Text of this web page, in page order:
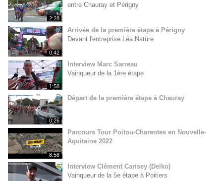
2:28
entre Chauray et Périgny
0:42
Arrivée de la première étape à Périgny
Devant l'entreprise Léa Nature
1:58
Interview Marc Sarreau
Vainqueur de la 1ère étape
0:26
Départ de la première étape à Chauray
8:58
Parcours Tour Poitou-Charentes en Nouvelle-
Aquitaine 2022
Interview Clément Carisey (Delko)
Vainqueur de la 5e étape à Poitiers